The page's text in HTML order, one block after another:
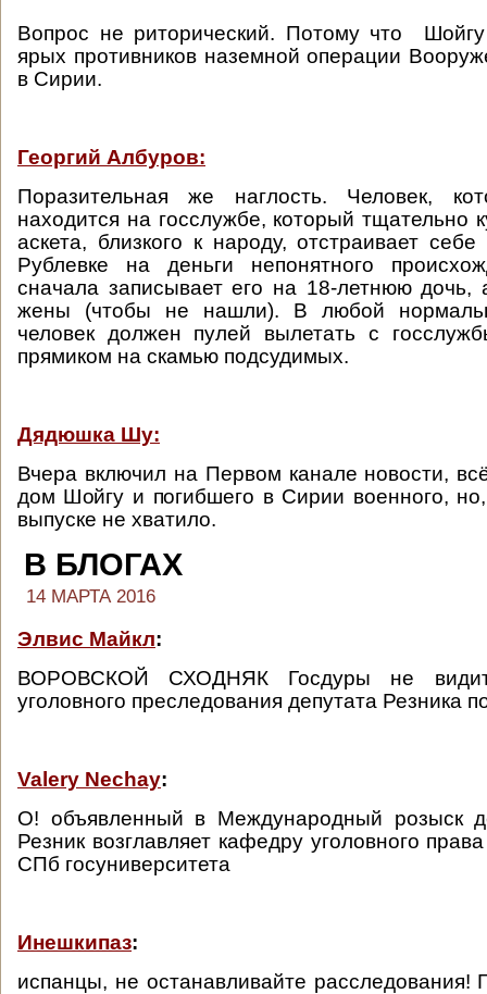
Вопрос не риторический. Потому что
ярых противников наземной операции
в Сирии.
Георгий Албуров:
Поразительная же наглость. Человек,
находится на госслужбе, который тщательно
аскета, близкого к народу, отстраивает
Рублевке на деньги непонятного
сначала записывает его на 18-летнюю дочь,
жены (чтобы не нашли). В любой
человек должен пулей вылетать с
прямиком на скамью подсудимых.
Дядюшка Шу:
Вчера включил на Первом канале новости,
дом Шойгу и погибшего в Сирии военного,
выпуске не хватило.
В БЛОГАХ
14 МАРТА 2016
Элвис Майкл:
ВОРОВСКОЙ СХОДНЯК Госдуры не
уголовного преследования депутата Резника
Valery Nechay:
О! объявленный в Международный розыск
Резник возглавляет кафедру уголовного
СПб госуниверситета
Инешкипаз:
испанцы, не останавливайте расследования!